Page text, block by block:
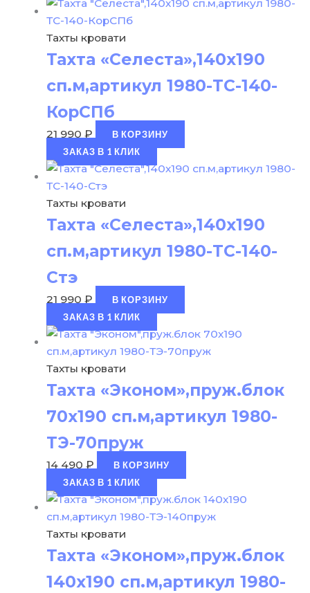
Тахты кровати
Тахта «Селеста»,140х190
сп.м,артикул 1980-ТС-140-
КорСПб
21 990 ₽
В КОРЗИНУ
ЗАКАЗ В 1 КЛИК
Тахты кровати
Тахта «Селеста»,140х190
сп.м,артикул 1980-ТС-140-
Стэ
21 990 ₽
В КОРЗИНУ
ЗАКАЗ В 1 КЛИК
Тахты кровати
Тахта «Эконом»,пруж.блок
70х190 сп.м,артикул 1980-
ТЭ-70пруж
14 490 ₽
В КОРЗИНУ
ЗАКАЗ В 1 КЛИК
Тахты кровати
Тахта «Эконом»,пруж.блок
140х190 сп.м,артикул 1980-